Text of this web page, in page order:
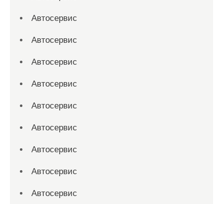
Автосервис
Автосервис
Автосервис
Автосервис
Автосервис
Автосервис
Автосервис
Автосервис
Автосервис